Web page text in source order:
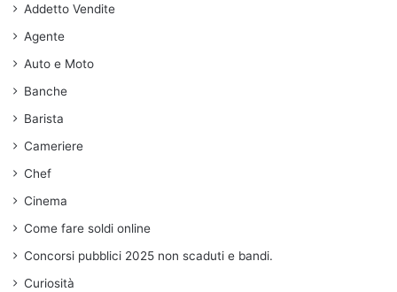
Addetto Vendite
Agente
Auto e Moto
Banche
Barista
Cameriere
Chef
Cinema
Come fare soldi online
Concorsi pubblici 2025 non scaduti e bandi.
Curiosità